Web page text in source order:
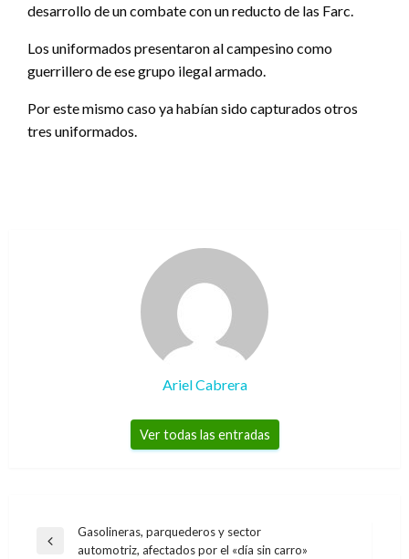
desarrollo de un combate con un reducto de las Farc.
Los uniformados presentaron al campesino como
guerrillero de ese grupo ilegal armado.
Por este mismo caso ya habían sido capturados otros
tres uniformados.
Ariel Cabrera
Ver todas las entradas
Navegación
Entrada
Gasolineras, parquederos y sector
automotriz, afectados por el «día sin carro»